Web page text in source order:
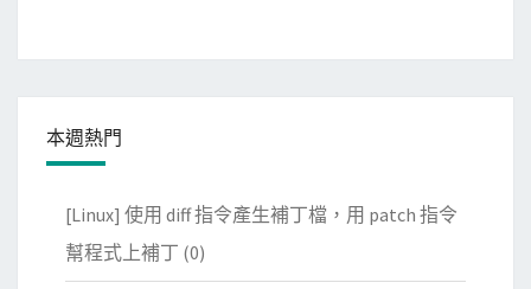
本週熱門
[Linux] 使用 diff 指令產生補丁檔，用 patch 指令
幫程式上補丁 (0)